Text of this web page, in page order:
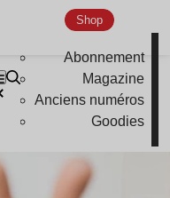
Shop
Abonnement
Magazine
Anciens numéros
Goodies